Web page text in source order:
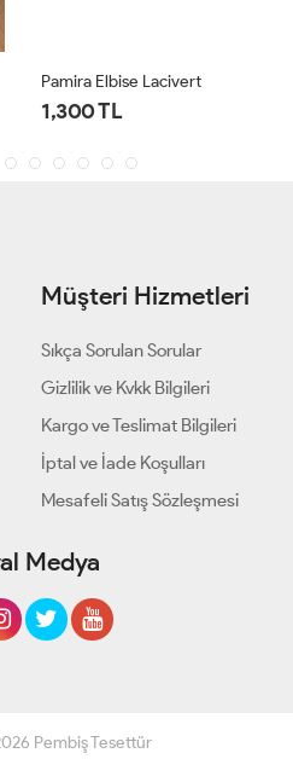
Pamira Elbise Lacivert
1,300 TL
Müşteri Hizmetleri
Sıkça Sorulan Sorular
Gizlilik ve Kvkk Bilgileri
Kargo ve Teslimat Bilgileri
İptal ve İade Koşulları
Mesafeli Satış Sözleşmesi
Medya
Pembiş Tesettür